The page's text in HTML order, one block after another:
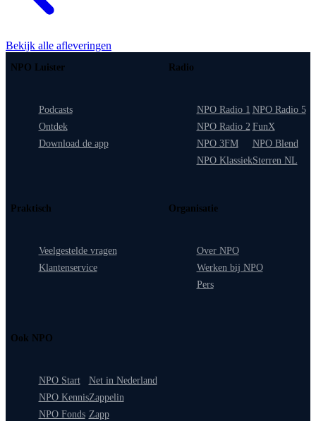
Bekijk alle afleveringen
NPO Luister
Podcasts
Ontdek
Download de app
Radio
NPO Radio 1
NPO Radio 2
NPO 3FM
NPO Klassiek
NPO Radio 5
FunX
NPO Blend
Sterren NL
Praktisch
Veelgestelde vragen
Klantenservice
Organisatie
Over NPO
Werken bij NPO
Pers
Ook NPO
NPO Start
NPO Kennis
NPO Fonds
Net in Nederland
Zappelin
Zapp